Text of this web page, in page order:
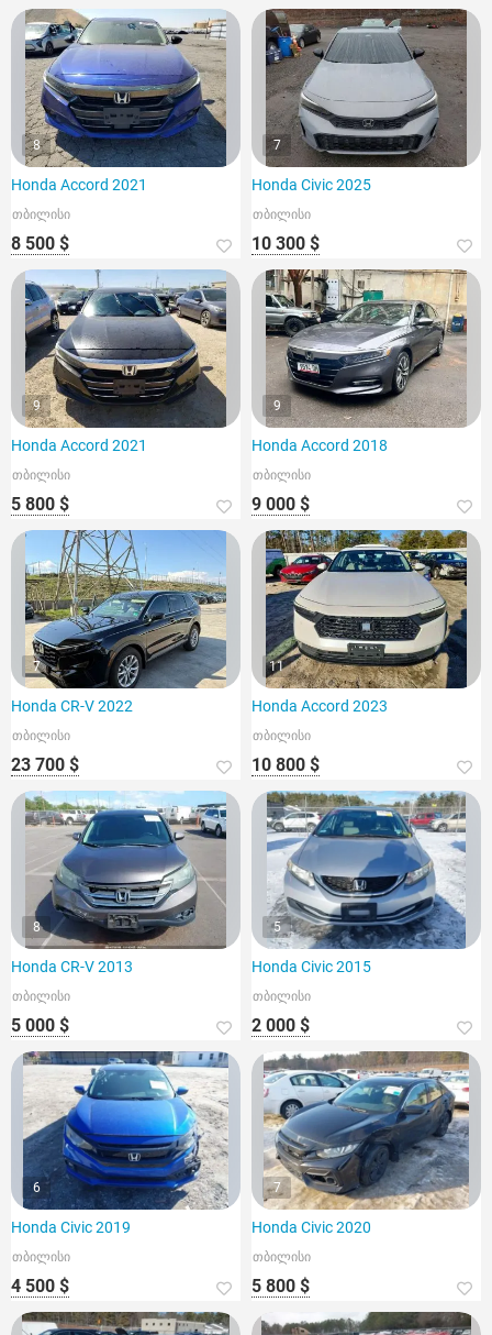
8
Honda Accord 2021
თბილისი
8 500 $
7
Honda Civic 2025
თბილისი
10 300 $
9
Honda Accord 2021
თბილისი
5 800 $
9
Honda Accord 2018
თბილისი
9 000 $
7
Honda CR-V 2022
თბილისი
23 700 $
11
Honda Accord 2023
თბილისი
10 800 $
8
Honda CR-V 2013
თბილისი
5 000 $
5
Honda Civic 2015
თბილისი
2 000 $
6
Honda Civic 2019
თბილისი
4 500 $
7
Honda Civic 2020
თბილისი
5 800 $